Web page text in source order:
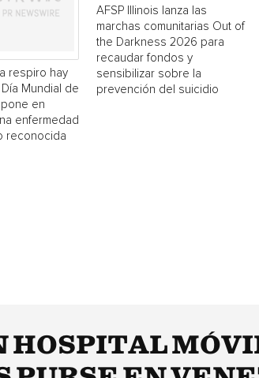
respiro hay
Mundial de
en
enfermedad
reconocida
AFSP Illinois lanza las
marchas comunitarias Out of
the Darkness 2026 para
recaudar fondos y
sensibilizar sobre la
prevención del suicidio
HOSPITAL